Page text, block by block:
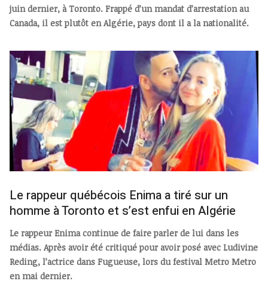
juin dernier, à Toronto. Frappé d’un mandat d’arrestation au
Canada, il est plutôt en Algérie, pays dont il a la nationalité.
Le rappeur québécois Enima a tiré sur un
homme à Toronto et s’est enfui en Algérie
Le rappeur Enima continue de faire parler de lui dans les
médias. Après avoir été critiqué pour avoir posé avec Ludivine
Reding, l’actrice dans Fugueuse, lors du festival Metro Metro
en mai dernier.